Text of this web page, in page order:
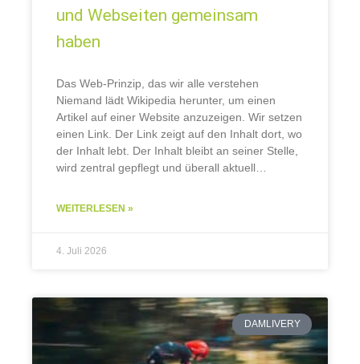
und Webseiten gemeinsam
haben
Das Web-Prinzip, das wir alle verstehen
Niemand lädt Wikipedia herunter, um einen
Artikel auf einer Website anzuzeigen. Wir setzen
einen Link. Der Link zeigt auf den Inhalt dort, wo
der Inhalt lebt. Der Inhalt bleibt an seiner Stelle,
wird zentral gepflegt und überall aktuell
WEITERLESEN »
4. Juli 2026
DAMLIVERY